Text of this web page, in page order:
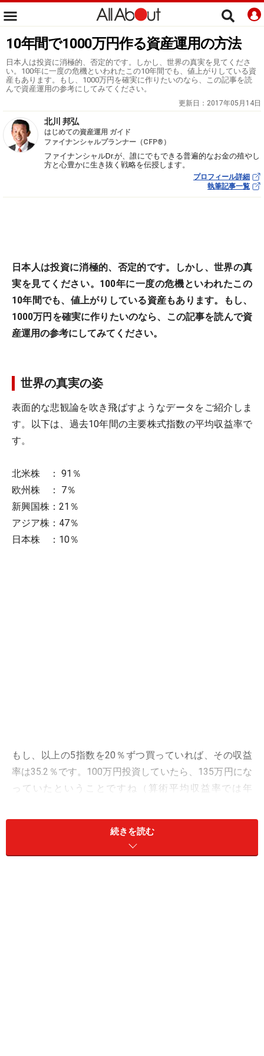
10年間で1000万円作る資産運用の方法
日本人は投資に消極的、否定的です。しかし、世界の真実を見てくださ
い。100年に一度の危機といわれたこの10年間でも、値上がりしている資
産もあります。もし、1000万円を確実に作りたいのなら、この記事を読
んで資産運用の参考にしてみてください。
更新日： 2017年05月14日
北川 邦弘
はじめての資産運用 ガイド
ファイナンシャルプランナー（CFP®）
ファイナンシャルDr.が、誰にでもできる普遍的なお金の殖やし
方と心豊かに生き抜く戦略を伝授します。
プロフィール詳細
執筆記事一覧
日本人は投資に消極的、否定的です。しかし、世界の真
実を見てください。100年に一度の危機といわれたこの
10年間でも、値上がりしている資産もあります。もし、
1000万円を確実に作りたいのなら、この記事を読んで資
産運用の参考にしてみてください。
世界の真実の姿
表面的な悲観論を吹き飛ばすようなデータをご紹介しま
す。以下は、過去10年間の主要株式指数の平均収益率で
す。
北米株 ： 91％
欧州株 ： 7％
新興国株：21％
アジア株：47％
日本株 ：10％
もし、以上の5指数を20％ずつ買っていれば、その収益
率は35.2％です。100万円投資していたら、135万円にな
っていたということですね（算術平均収益率では年
これは事実です。しかし、これを”低迷”と呼ぶのなら、
正常なら株価の収益率はもっと高いということになりま
続きを読む